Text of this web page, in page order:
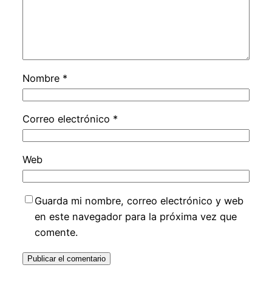
Nombre *
Correo electrónico *
Web
Guarda mi nombre, correo electrónico y web
en este navegador para la próxima vez que
comente.